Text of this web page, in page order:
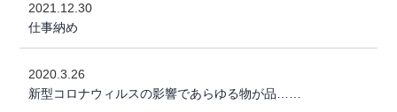
2021.12.30
仕事納め
2020.3.26
新型コロナウィルスの影響であらゆる物が品……